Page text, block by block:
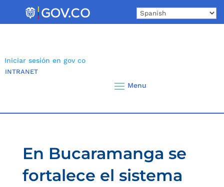
Iniciar sesión en gov co
INTRANET
En Bucaramanga se
fortalece el sistema